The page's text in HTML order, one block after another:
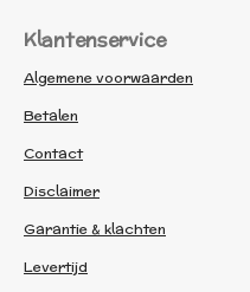
Klantenservice
Algemene voorwaarden
Betalen
Contact
Disclaimer
Garantie & klachten
Levertijd